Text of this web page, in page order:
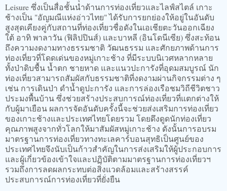
Leisure ซึ่งเป็นสื่อชั้นนำด้านการท่องเที่ยวและไลฟ์สไตล์ เกาะ
ช้างเป็น "อัญมณีแห่งอ่าวไทย" ได้รับการยกย่องให้อยู่ในอันดับ
สูงสุดเคียงคู่กับสถานที่ท่องเที่ยวชื่อดังในเอเชียตะวันออกเฉียง
ใต้ อาทิ พาลาวัน (ฟิลิปปินส์) และบาหลี (อินโดนีเซีย) ซึ่งสะท้อน
ถึงความงดงามทางธรรมชาติ วัฒนธรรม และศักยภาพด้านการ
ท่องเที่ยวที่โดดเด่นของหมู่เกาะช้าง ที่มีระบบนิเวศหลากหลาย
ทั้งป่าดิบชื้น น้ำตก ชายหาด และแนวปะการังที่อุดมสมบูรณ์ นัก
ท่องเที่ยวสามารถสัมผัสกับธรรมชาติที่งดงามผ่านกิจกรรมต่าง ๆ
เช่น การเดินป่า ดำน้ำดูปะการัง และการล่องเรือชมวิถีชีวิตชาว
ประมงพื้นบ้าน ซึ่งช่วยสร้างประสบการณ์ท่องเที่ยวที่แตกต่างให้
กับผู้มาเยือน ผลการจัดอันดับครั้งนี้จะช่วยส่งเสริมการท่องเที่ยว
ของเกาะช้างและประเทศไทยโดยรวม โดยดึงดูดนักท่องเที่ยว
คุณภาพสูงจากทั่วโลกให้มาสัมผัสหมู่เกาะช้าง ดังนั้นการอบรม
มาตรฐานการท่องเที่ยวทางทะเลคาร์บอนสุทธิเป็นศูนย์ของ
ประเทศไทยจึงนับเป็นก้าวสำคัญในการส่งเสริมให้ผู้ประกอบการ
และผู้เกี่ยวข้องเข้าใจและปฏิบัติตามมาตรฐานการท่องเที่ยวฯ
รวมถึงการลดผลกระทบต่อสิ่งแวดล้อมและสร้างสรรค์
ประสบการณ์การท่องเที่ยวที่ยั่งยืน